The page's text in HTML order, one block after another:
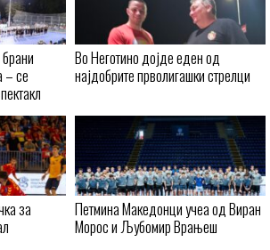
– се
Во Неготино дојде еден од
најдобрите прволигашки стрелци
за
Петмина Македонци учеа од Виран
Морос и Љубомир Врањеш